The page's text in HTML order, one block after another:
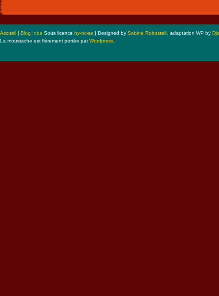
Accueil | Blog Inde Sous licence by-nc-sa | Designed by Sabine Robustelli , adaptation WP by
La moustache est fièrement portée parWordpress